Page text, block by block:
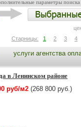
параметры поиска
Старницы:
1 2 3 4
услуги агентства
в Ленинском районе
руб/м2 (268 800 руб.)